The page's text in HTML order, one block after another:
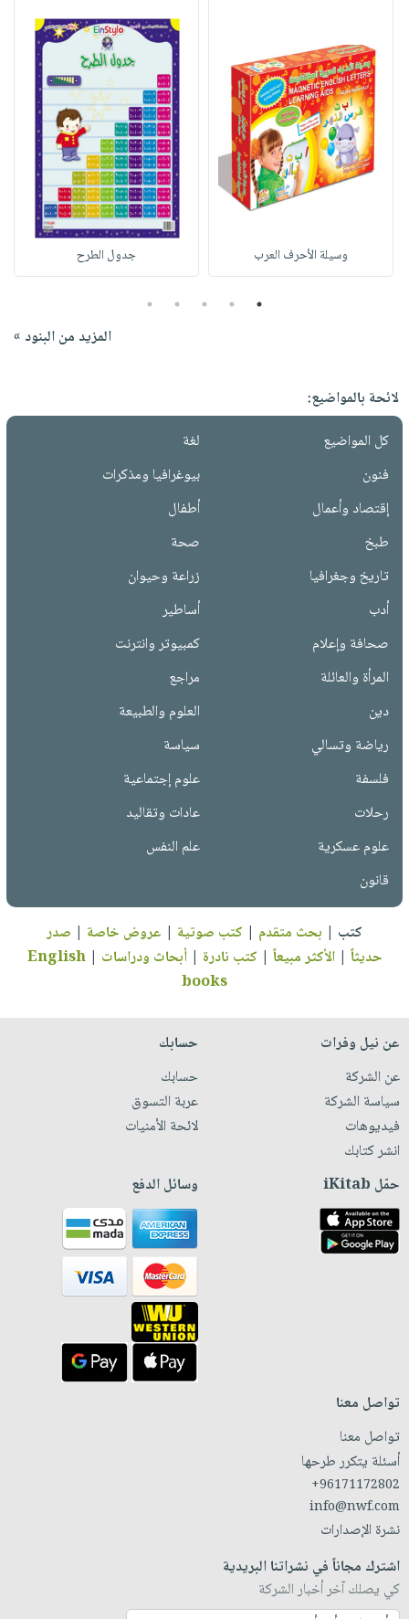
وسيلة الأحرف العرب جدول الطرح
1
2
3
4
5
المزيد من البنود »
لائحة بالمواضيع:
كل المواضيع
لغة
فنون
بيوغرافيا ومذكرات
إقتصاد وأعمال
أطفال
طبخ
صحة
تاريخ وجغرافيا
زراعة وحيوان
أدب
أساطير
صحافة وإعلام
كمبيوتر وانترنت
المرأة والعائلة
مراجع
دين
العلوم والطبيعة
رياضة وتسالي
سياسة
فلسفة
علوم إجتماعية
رحلات
عادات وتقاليد
علوم عسكرية
علم النفس
قانون
كتب | بحث متقدم | كتب صوتية | عروض خاصة | صدر
حديثاً |الأكثر مبيعاً | كتب نادرة |أبحاث ودراسات |
English
books
عن نيل وفرات
عن الشركة
سياسة الشركة
فيديوهات
انشر كتابك
حسابك
حسابك
عربة التسوق
لائحة الأمنيات
حمّل iKitab وسائل الدفع
تواصل معنا
تواصل معنا
أسئلة يتكرر طرحها
+96171172802
info@nwf.com
نشرة الإصدارات
اشترك مجاناً في نشراتنا البريدية
كي يصلك آخر أخبار الشركة